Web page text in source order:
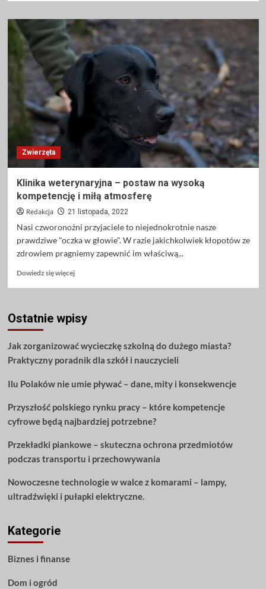
o
Żwirek
dla
kotów
–
Zwierzęta
Klinika weterynaryjna – postaw na wysoką
kompetencję i miłą atmosferę
Redakcja 21 listopada, 2022
Nasi czworonożni przyjaciele to niejednokrotnie nasze
prawdziwe "oczka w głowie". W razie jakichkolwiek kłopotów ze
zdrowiem pragniemy zapewnić im właściwą...
Dowiedz się więcejDowiedz
Klinika
weterynaryjna
postaw
na
kompetencję
miłą
atmosferę
Ostatnie wpisy
Jak zorganizować wycieczkę szkolną do dużego miasta?
Praktyczny poradnik dla szkół i nauczycieli
Ilu Polaków nie umie pływać – dane, mity i konsekwencje
Przyszłość polskiego rynku pracy – które kompetencje
cyfrowe będą najbardziej potrzebne?
Przekładki piankowe – skuteczna ochrona przedmiotów
podczas transportu i przechowywania
Nowoczesne technologie w walce z komarami – lampy,
ultradźwięki i pułapki elektryczne.
Kategorie
Biznes i finanse
Dom i ogród